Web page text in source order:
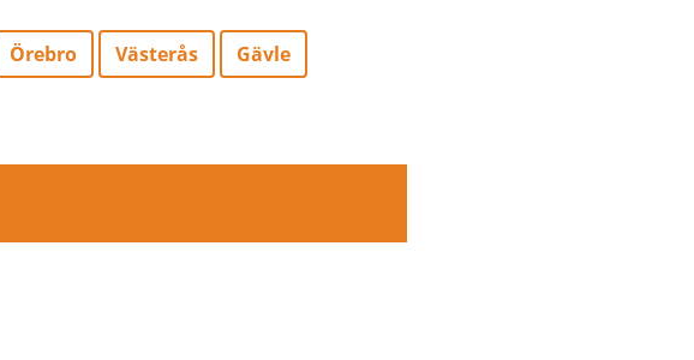
Örebro Västerås Gävle